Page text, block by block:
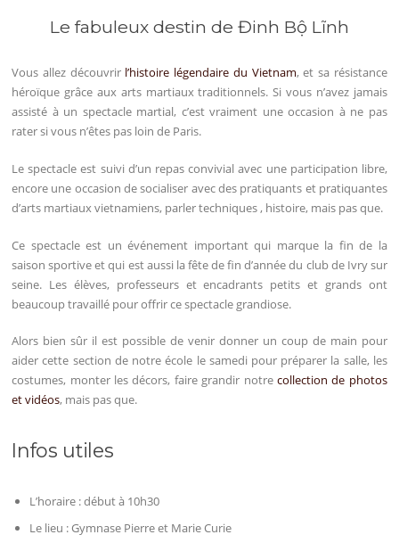
Le fabuleux destin de Đinh Bộ Lĩnh
Vous allez découvrir l’histoire légendaire du Vietnam, et sa résistance
héroïque grâce aux arts martiaux traditionnels. Si vous n’avez jamais
assisté à un spectacle martial, c’est vraiment une occasion à ne pas
rater si vous n’êtes pas loin de Paris.
Le spectacle est suivi d’un repas convivial avec une participation libre,
encore une occasion de socialiser avec des pratiquants et pratiquantes
d’arts martiaux vietnamiens, parler techniques , histoire, mais pas que.
Ce spectacle est un événement important qui marque la fin de la
saison sportive et qui est aussi la fête de fin d’année du club de Ivry sur
seine. Les élèves, professeurs et encadrants petits et grands ont
beaucoup travaillé pour offrir ce spectacle grandiose.
Alors bien sûr il est possible de venir donner un coup de main pour
aider cette section de notre école le samedi pour préparer la salle, les
costumes, monter les décors, faire grandir notrecollection de photos
et vidéos, mais pas que.
Infos utiles
L’horaire : début à 10h30
Le lieu : Gymnase Pierre et Marie Curie